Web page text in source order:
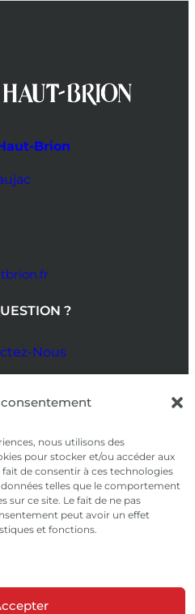
consentement
nous utilisons des
pour stocker et/ou accéder aux
de consentir à ces technologies
telles que le comportement
sur ce site. Le fait de ne pas
peut avoir un effet
et fonctions.
Brion
?
Nous
Haut-Brion |